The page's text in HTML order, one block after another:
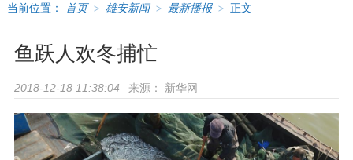
当前位置： 首页 > 雄安新闻 > 最新播报 > 正文
鱼跃人欢冬捕忙
2018-12-18 11:38:04 来源： 新华网